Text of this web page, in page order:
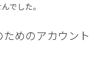
でした。
めのアカウント